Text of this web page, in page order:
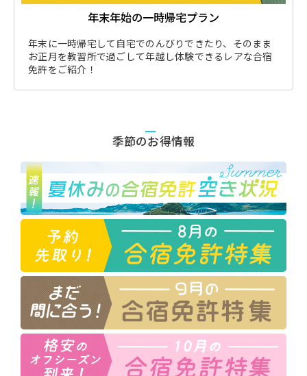
年末年始の一時帰宅プラン
年末に一時帰宅して自宅でのんびりできたり、そのまま
お正月を教習所で過ごして年越し体験できるレアな合宿
免許をご紹介！
季節のお得情報